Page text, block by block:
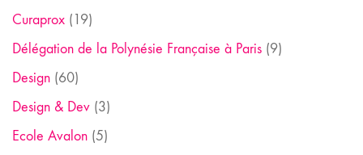
Curaprox (19)
Délégation de la Polynésie Française à Paris (9)
Design (60)
Design & Dev (3)
Ecole Avalon (5)